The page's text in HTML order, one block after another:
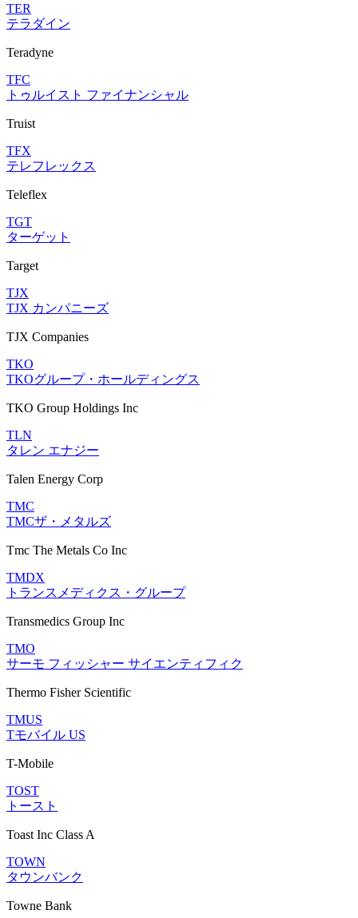
TER
テラダイン
Teradyne
TFC
トゥルイスト ファイナンシャル
Truist
TFX
テレフレックス
Teleflex
TGT
ターゲット
Target
TJX
TJX カンパニーズ
TJX Companies
TKO
TKOグループ・ホールディングス
TKO Group Holdings Inc
TLN
タレン エナジー
Talen Energy Corp
TMC
TMCザ・メタルズ
Tmc The Metals Co Inc
TMDX
トランスメディクス・グループ
Transmedics Group Inc
TMO
サーモ フィッシャー サイエンティフィク
Thermo Fisher Scientific
TMUS
Tモバイル US
T-Mobile
TOST
トースト
Toast Inc Class A
TOWN
タウンバンク
Towne Bank